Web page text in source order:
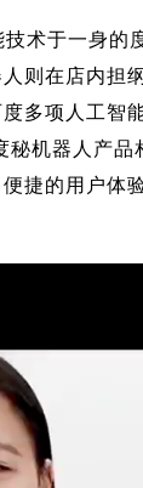
术于一身
则在店内
多项人工
机器人产
捷的用户体验